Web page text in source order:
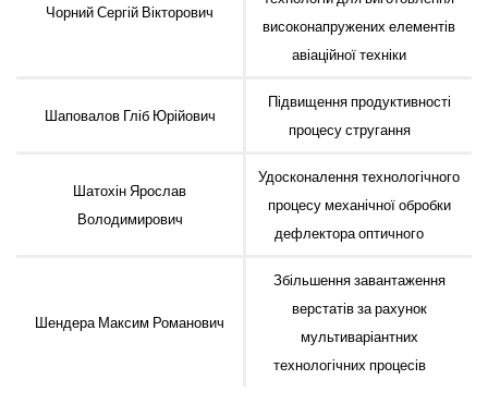
Чорний Сергій Вікторович
високонапружених елементів
авіаційної техніки
Шаповалов Гліб Юрійович
Підвищення продуктивності
процесу стругання
Шатохін Ярослав
Володимирович
Удосконалення технологічного
процесу механічної обробки
дефлектора оптичного
Шендера Максим Романович
Збільшення завантаження
верстатів за рахунок
мультиваріантних
технологічних процесів